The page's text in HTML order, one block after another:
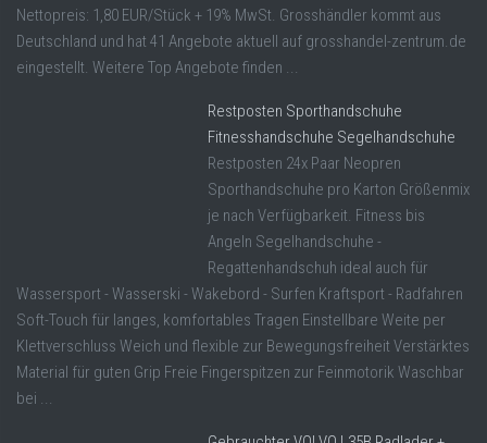
Nettopreis: 1,80 EUR/Stück + 19% MwSt. Grosshändler kommt aus
Deutschland und hat 41 Angebote aktuell auf grosshandel-zentrum.de
eingestellt. Weitere Top Angebote finden ...
Restposten Sporthandschuhe
Fitnesshandschuhe Segelhandschuhe
Restposten 24x Paar Neopren
Sporthandschuhe pro Karton Größenmix
je nach Verfügbarkeit. Fitness bis
Angeln Segelhandschuhe -
Regattenhandschuh ideal auch für
Wassersport - Wasserski - Wakebord - Surfen Kraftsport - Radfahren
Soft-Touch für langes, komfortables Tragen Einstellbare Weite per
Klettverschluss Weich und flexible zur Bewegungsfreiheit Verstärktes
Material für guten Grip Freie Fingerspitzen zur Feinmotorik Waschbar
bei ...